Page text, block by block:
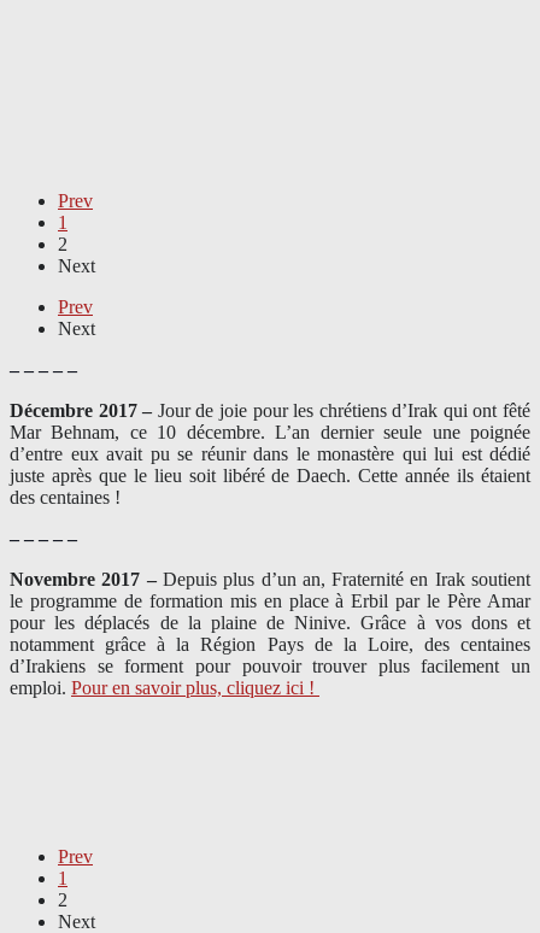
Prev
1
2
Next
Prev
Next
– – – – –
Décembre 2017 – Jour de joie pour les chrétiens d’Irak qui ont fêté
Mar Behnam, ce 10 décembre. L’an dernier seule une poignée
d’entre eux avait pu se réunir dans le monastère qui lui est dédié
juste après que le lieu soit libéré de Daech. Cette année ils étaient
des centaines !
– – – – –
Novembre 2017 – Depuis plus d’un an, Fraternité en Irak soutient
le programme de formation mis en place à Erbil par le Père Amar
pour les déplacés de la plaine de Ninive. Grâce à vos dons et
notamment grâce à la Région Pays de la Loire, des centaines
d’Irakiens se forment pour pouvoir trouver plus facilement un
emploi. Pour en savoir plus, cliquez ici !
Prev
1
2
Next